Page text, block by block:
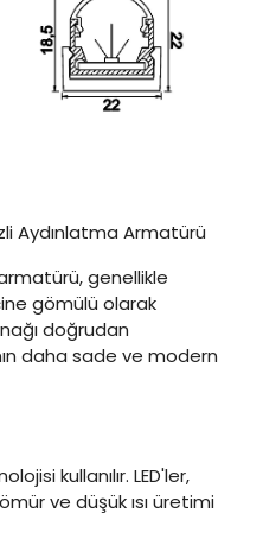
Aydınlatma Armatürü
genellikle
gömülü olarak
doğrudan
daha sade ve modern
kullanılır. LED'ler,
ve düşük ısı üretimi